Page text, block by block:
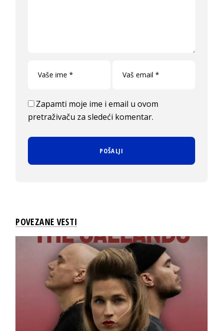
Zapamti moje ime i email u ovom
pretraživaču za sledeći komentar.
POVEZANE VESTI